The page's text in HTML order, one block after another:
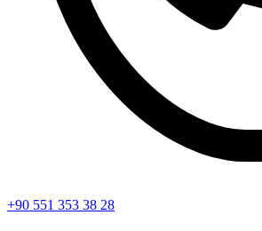
+90 551 353 38 28